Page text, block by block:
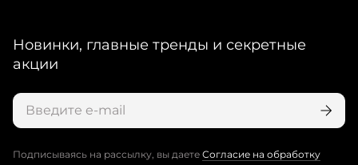
Новинки, главные тренды и секретные
акции
Подписываясь на рассылку, вы даете Согласие на обработку